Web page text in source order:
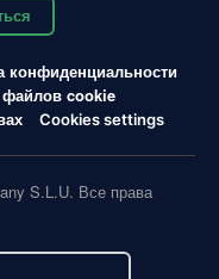
конфиденциальности
файлов cookie
Cookies settings
S.L.U. Все права